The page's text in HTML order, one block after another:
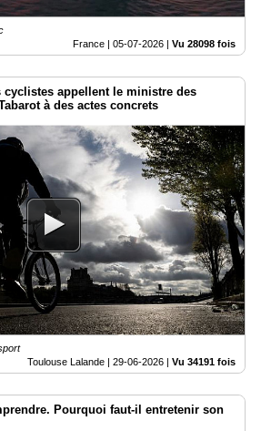
France | 05-07-2026 | Vu 28098 fois
cyclistes appellent le ministre des
à des actes concrets
Toulouse Lalande | 29-06-2026 | Vu 34191 fois
Pourquoi faut-il entretenir son